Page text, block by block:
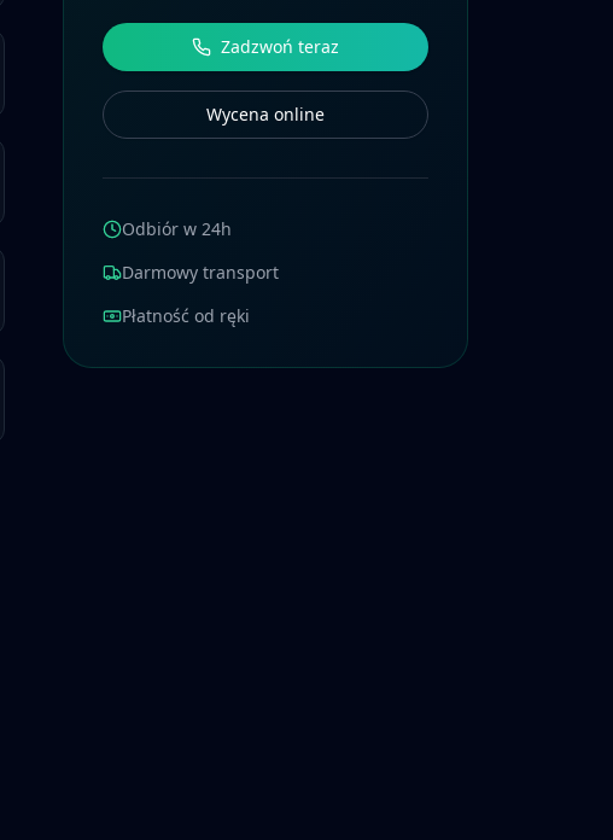
Zadzwoń teraz
Wycena online
Odbiór w 24h
Darmowy transport
Płatność od ręki